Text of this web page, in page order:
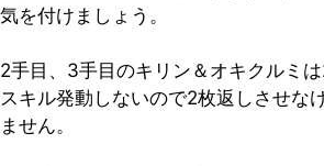
気を付けましょう。
2手目、3手目のキリン＆オキクルミ
スキル発動しないので2枚返しさせな
ません。